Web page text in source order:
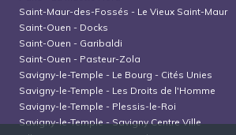
Saint-Maur-des-Fossés - Le Vieux Saint-Maur
Saint-Ouen - Docks
Saint-Ouen - Garibaldi
Saint-Ouen - Pasteur-Zola
Savigny-le-Temple - Le Bourg - Cités Unies
Savigny-le-Temple - Les Droits de l'Homme
Savigny-le-Temple - Plessis-le-Roi
Savigny-le-Temple-Savigny Centre Ville